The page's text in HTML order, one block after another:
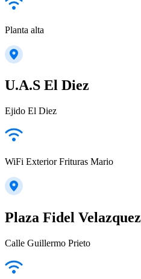
Planta alta
U.A.S El Diez
Ejido El Diez
WiFi Exterior Frituras Mario
Plaza Fidel Velazquez
Calle Guillermo Prieto